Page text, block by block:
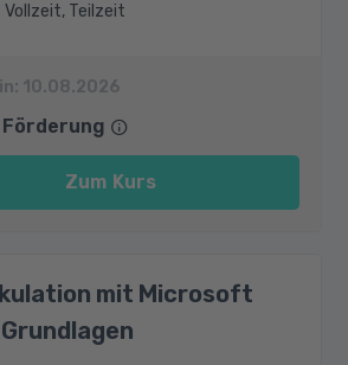
Vollzeit, Teilzeit
10.08.2026
Zum Kurs
mit Microsoft